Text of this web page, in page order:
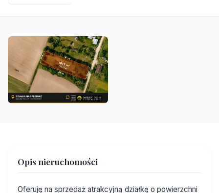
Opis nieruchomości
Oferuję na sprzedaż atrakcyjną działkę o powierzchni